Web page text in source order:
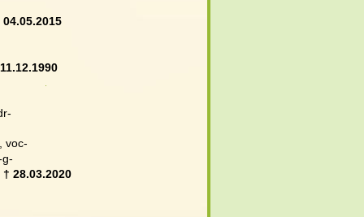
04.05.2015
voc-
g-
† 28.03.2020